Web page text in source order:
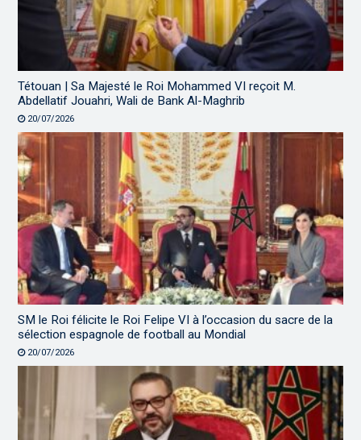
Tétouan | Sa Majesté le Roi Mohammed VI reçoit M.
Abdellatif Jouahri, Wali de Bank Al-Maghrib
20/07/2026
SM le Roi félicite le Roi Felipe VI à l’occasion du sacre de la
sélection espagnole de football au Mondial
20/07/2026